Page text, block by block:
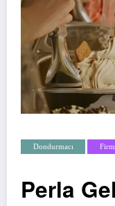
Dondurmacı
Perla